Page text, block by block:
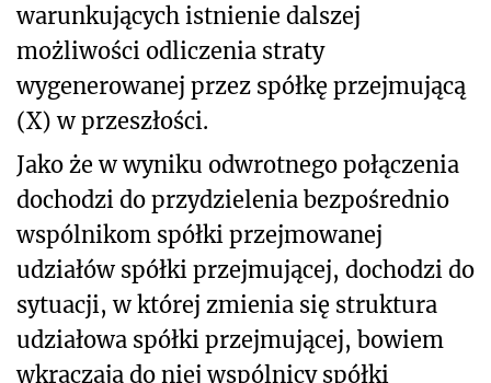
warunkujących istnienie dalszej
możliwości odliczenia straty
wygenerowanej przez spółkę przejmującą
(X) w przeszłości.
Jako że w wyniku odwrotnego połączenia
dochodzi do przydzielenia bezpośrednio
wspólnikom spółki przejmowanej
udziałów spółki przejmującej, dochodzi do
sytuacji, w której zmienia się struktura
udziałowa spółki przejmującej, bowiem
wkraczają do niej wspólnicy spółki